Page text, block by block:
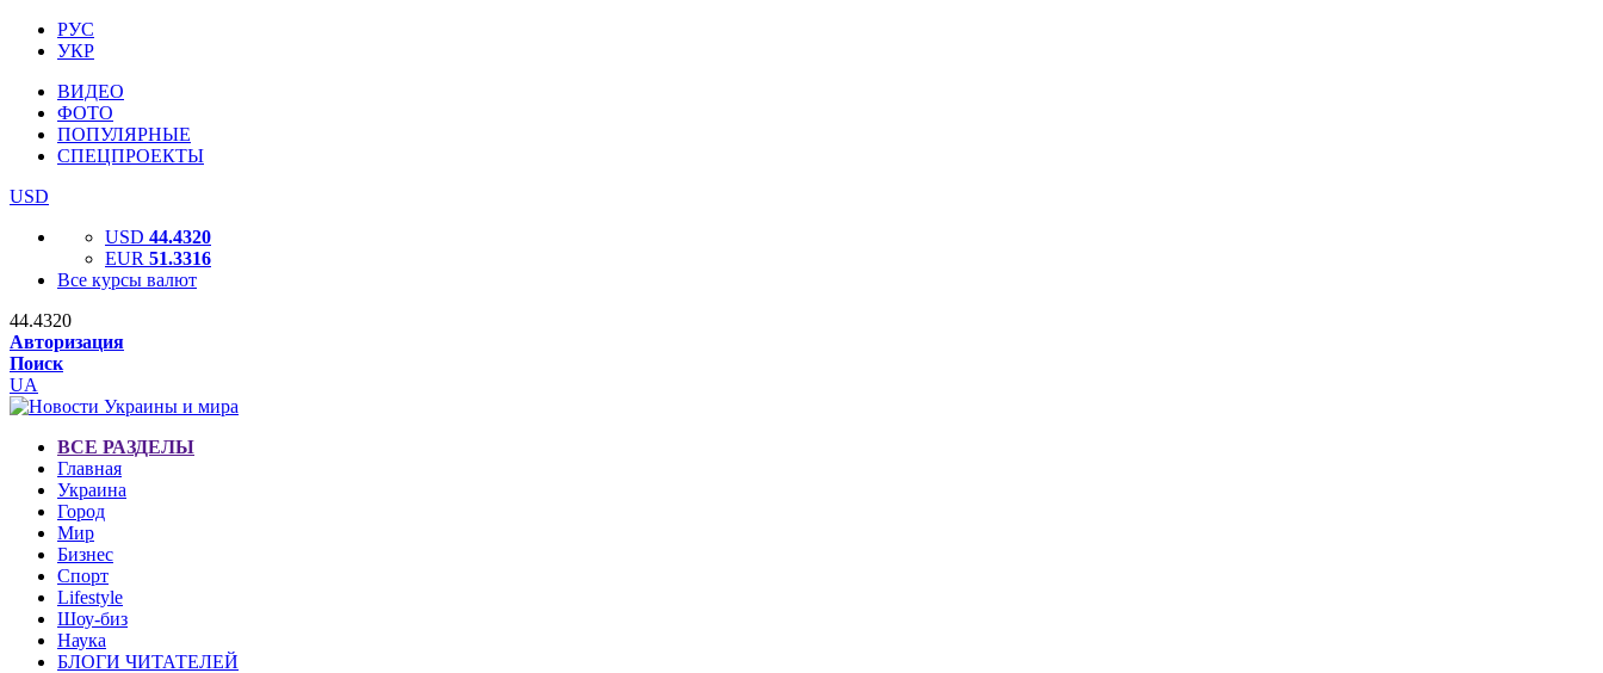
РУС
УКР
ВИДЕО
ФОТО
ПОПУЛЯРНЫЕ
СПЕЦПРОЕКТЫ
USD
USD 44.4320
EUR 51.3316
Все курсы валют
44.4320
Авторизация
Поиск
UA
ВСЕ РАЗДЕЛЫ
Главная
Украина
Город
Мир
Бизнес
Спорт
Lifestyle
Шоу-биз
Наука
БЛОГИ ЧИТАТЕЛЕЙ